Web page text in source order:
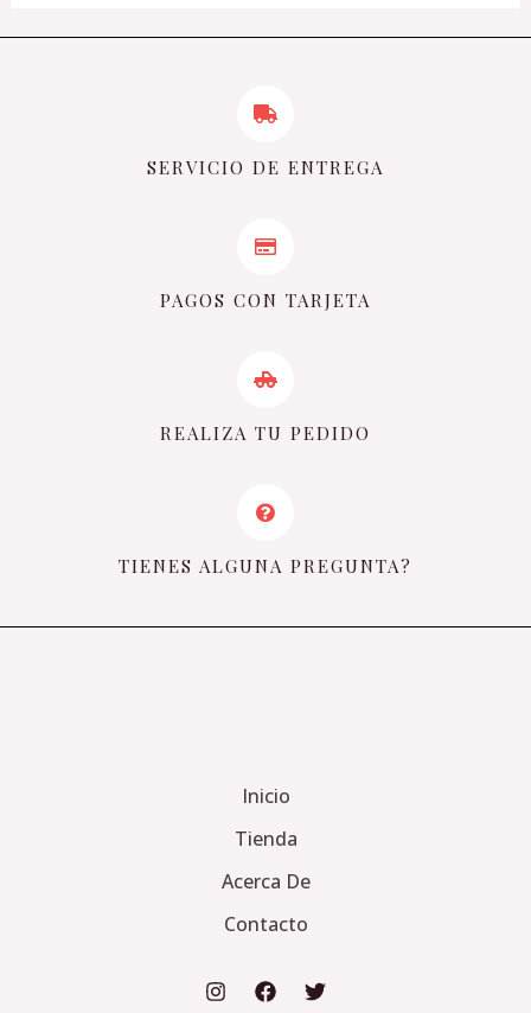
SERVICIO DE ENTREGA
PAGOS CON TARJETA
REALIZA TU PEDIDO
TIENES ALGUNA PREGUNTA?
Inicio
Tienda
Acerca De
Contacto